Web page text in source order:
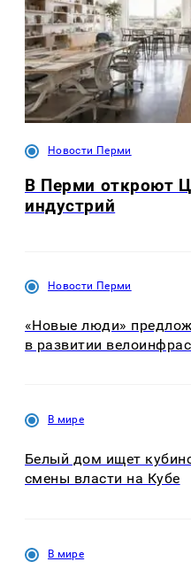
Новости Перми
В Перми откроют
индустрий
Новости Перми
«Новые люди»
в развитии
В мире
Белый дом ищет
смены власти на Кубе
В мире